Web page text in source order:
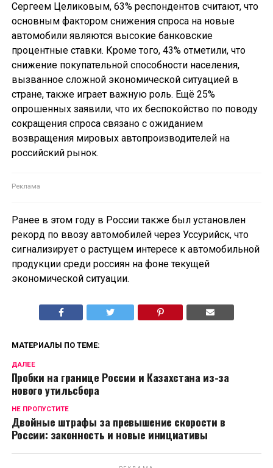
Сергеем Целиковым, 63% респондентов считают, что
основным фактором снижения спроса на новые
автомобили являются высокие банковские
процентные ставки. Кроме того, 43% отметили, что
снижение покупательной способности населения,
вызванное сложной экономической ситуацией в
стране, также играет важную роль. Ещё 25%
опрошенных заявили, что их беспокойство по поводу
сокращения спроса связано с ожиданием
возвращения мировых автопроизводителей на
российский рынок.
Ранее в этом году в России также был установлен
рекорд по ввозу автомобилей через Уссурийск, что
сигнализирует о растущем интересе к автомобильной
продукции среди россиян на фоне текущей
экономической ситуации.
МАТЕРИАЛЫ ПО ТЕМЕ:
ДАЛЕЕ
Пробки на границе России и Казахстана из-за
нового утильсбора
НЕ ПРОПУСТИТЕ
Двойные штрафы за превышение скорости в
России: законность и новые инициативы